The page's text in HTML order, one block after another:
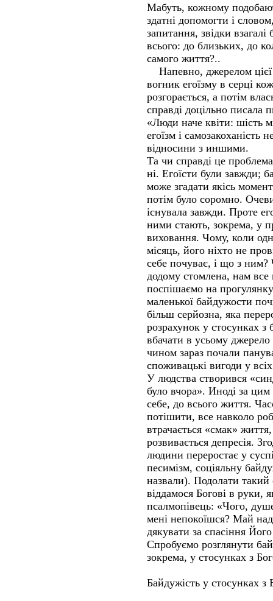
Мабуть, кожному
здатні допомогти і
запитання, звідки взагалі
всього: до близьких, до
самого життя?..
Напевно, джерелом
вогник егоїзму в серці
розгорається, а потім
справді доцільно писала
«Люди наче квіти: шість
егоїзм і самозакоханість
відносини з иншими.
Та чи справді це
ні. Егоїсти були завжди;
може згадати якісь
потім було соромно.
існувала завжди. Проте
ними стають, зокрема, у
виховання. Чому, коли
місяць, його ніхто не
себе почуває, і що з ним?
додому стомлена, нам
поспішаємо на
маленької байдужости
більш серйозна, яка
розрахунок у стосунках
вбачати в усьому
чином зараз почали
споживацькі вигоди у
У людства створився
було вчора». Иноді за цим
себе, до всього життя.
потішити, все навколо
втрачається «смак»
розвивається депресія.
людини переростає у
песимізм, соціяльну
назвали). Подолати
віддамося Богові в руки,
псалмопівець: «Чого,
мені непокоїшся? Май
дякувати за спасіння
Спробуємо розглянути
зокрема, у стосунках з
Байдужість у стосунках з